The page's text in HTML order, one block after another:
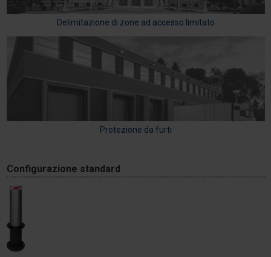
Delimitazione di zone ad accesso limitato
Protezione da furti
Configurazione standard